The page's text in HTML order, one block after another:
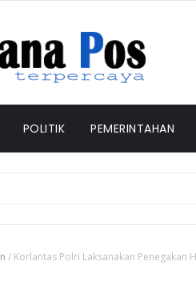
POLITIK PEMERINTAHAN
/ Korlantas Polri Laksanakan Penegakan